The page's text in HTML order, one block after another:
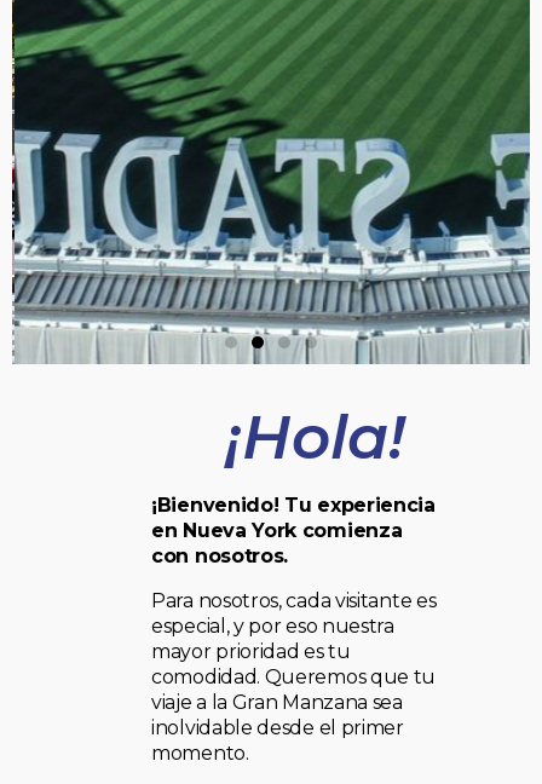
¡Hola!
¡Bienvenido! Tu experiencia
en Nueva York comienza
con nosotros.
Para nosotros, cada visitante es
especial, y por eso nuestra
mayor prioridad es tu
comodidad. Queremos que tu
viaje a la Gran Manzana sea
inolvidable desde el primer
momento.